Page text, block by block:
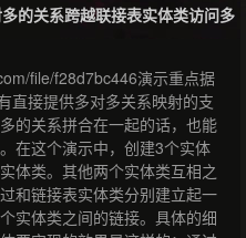
的关系跨越联接表实体类访问多
file/f28d7bc446演示重点据
直接提供多对多关系映射的支
的关系拼合在一起的话，也能
在这个演示中，创建3个实体
体类。其他两个实体类互相之
和链接表实体类分别建立起一
实体类之间的链接。具体的细